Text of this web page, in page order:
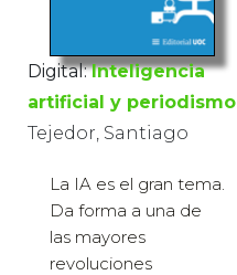
Digital: Inteligencia
artificial y periodismo
Tejedor, Santiago
La IA es el gran tema.
Da forma a una de
las mayores
revoluciones